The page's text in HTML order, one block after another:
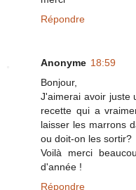
Répondre
Anonyme 18:59
Bonjour,
J'aimerai avoir juste
recette qui a
laisser les marrons
ou doit-on les sortir?
Voilà merci
d'année !
Répondre